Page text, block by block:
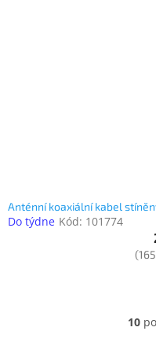
Anténní koaxiální kabel
Do týdne Kód: 101774
10